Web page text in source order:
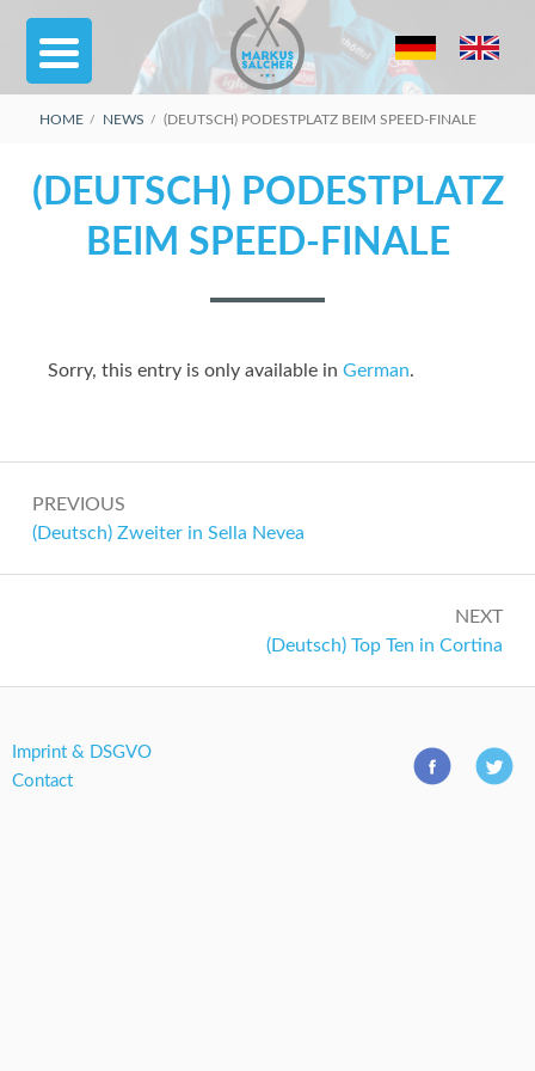
content
BREADCRUMBS
HOME NEWS (DEUTSCH) PODESTPLATZ BEIM SPEED-FINALE
(DEUTSCH) PODESTPLATZ
BEIM SPEED-FINALE
Sorry, this entry is only available in German.
navigation
PREVIOUS
Previous:
(Deutsch) Zweiter in Sella Nevea
NEXT
Next:
(Deutsch) Top Ten in Cortina
Imprint & DSGVO
Contact